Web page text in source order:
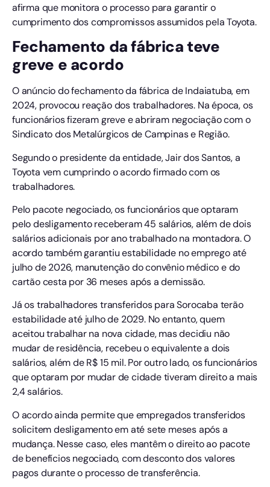
afirma que monitora o processo para garantir o
cumprimento dos compromissos assumidos pela Toyota.
Fechamento da fábrica teve
greve e acordo
O anúncio do fechamento da fábrica de Indaiatuba, em
2024, provocou reação dos trabalhadores. Na época, os
funcionários fizeram greve e abriram negociação com o
Sindicato dos Metalúrgicos de Campinas e Região.
Segundo o presidente da entidade, Jair dos Santos, a
Toyota vem cumprindo o acordo firmado com os
trabalhadores.
Pelo pacote negociado, os funcionários que optaram
pelo desligamento receberam 45 salários, além de dois
salários adicionais por ano trabalhado na montadora. O
acordo também garantiu estabilidade no emprego até
julho de 2026, manutenção do convênio médico e do
cartão cesta por 36 meses após a demissão.
Já os trabalhadores transferidos para Sorocaba terão
estabilidade até julho de 2029. No entanto, quem
aceitou trabalhar na nova cidade, mas decidiu não
mudar de residência, recebeu o equivalente a dois
salários, além de R$ 15 mil. Por outro lado, os funcionários
que optaram por mudar de cidade tiveram direito a mais
2,4 salários.
O acordo ainda permite que empregados transferidos
solicitem desligamento em até sete meses após a
mudança. Nesse caso, eles mantêm o direito ao pacote
de benefícios negociado, com desconto dos valores
pagos durante o processo de transferência.